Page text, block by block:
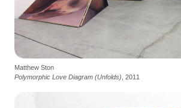
Matthew Ston
Polymorphic Love Diagram (Unfolds) , 2011